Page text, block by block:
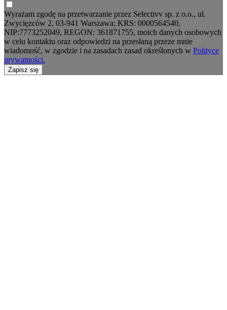
Wyrażam zgodę na przetwarzanie przez Selectivv sp. z o.o., ul.
Zwycięzców 2, 03-941 Warszawa; KRS: 0000564540,
NIP:7773252049, REGON: 361871755, moich danych osobowych
w celu kontaktu oraz odpowiedzi na przesłaną przeze mnie
wiadomość, w zgodzie i na zasadach zasad określonych w Polityce
prywatności.
Zapisz się